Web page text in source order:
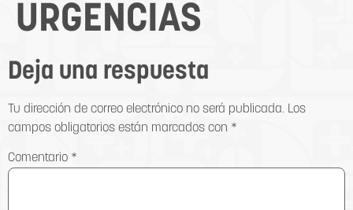
URGENCIAS
Deja una respuesta
Tu dirección de correo electrónico no será publicada. Los
campos obligatorios están marcados con *
Comentario *